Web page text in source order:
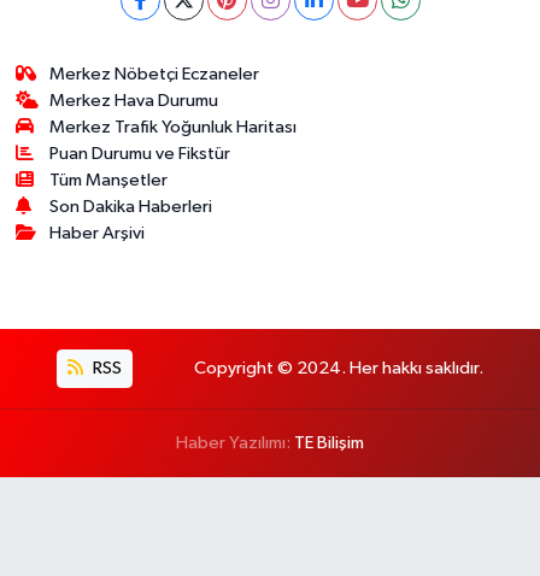
Merkez Nöbetçi Eczaneler
Merkez Hava Durumu
Merkez Trafik Yoğunluk Haritası
Puan Durumu ve Fikstür
Tüm Manşetler
Son Dakika Haberleri
Haber Arşivi
RSS Copyright © 2024. Her hakkı saklıdır.
Haber Yazılımı: TE Bilişim